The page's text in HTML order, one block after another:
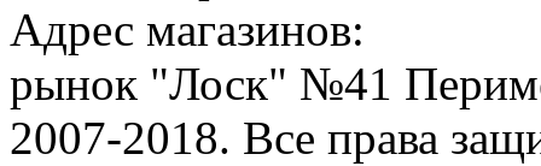
Адрес магазинов:
рынок "Лоск" №41
2007-2018. Все права